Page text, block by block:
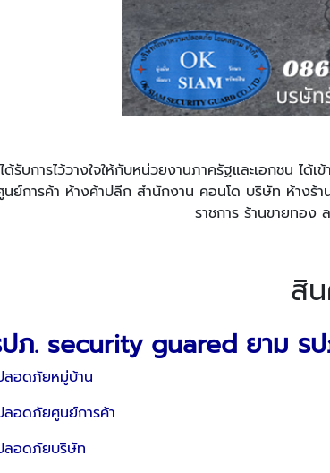
ด้รับการไว้วางใจให้กับหน่วยงานภาครัฐและเอกชน
ย์การค้า ห้างค้าปลีก สำนักงาน คอนโด บริษัท ห้างร้
ราชการ ร้านขายทอง
สิ
ภ. security guared ยาม ร
ลอดภัยหมู่บ้าน
ลอดภัยศูนย์การค้า
ลอดภัยบริษัท